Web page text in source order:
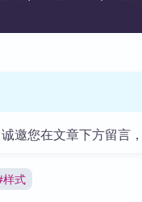
邀您在文章下方留言
样式